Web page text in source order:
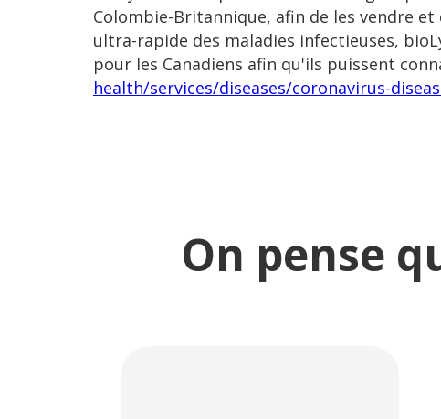
Colombie-Britannique, afin de les vendre
ultra-rapide des maladies infectieuses,
pour les Canadiens afin qu'ils puissent
health/services/diseases/coronavirus-
On pense